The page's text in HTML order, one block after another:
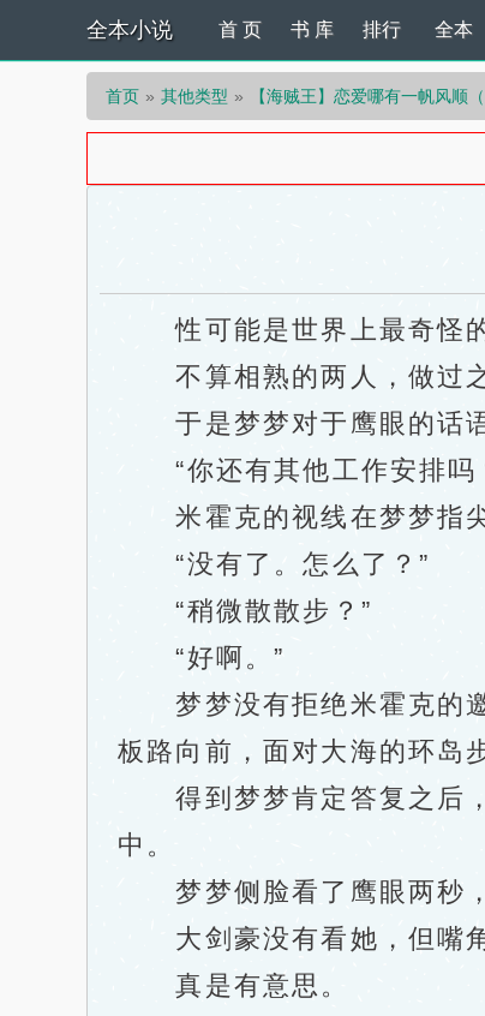
全本小说 首 页 书 库 排行 全本
首页 其他类型 【海贼王】恋爱哪有一帆风顺（
性可能是世界上最奇怪的
不算相熟的两人，做过之
于是梦梦对于鹰眼的话语
“你还有其他工作安排吗
米霍克的视线在梦梦指尖
“没有了。怎么了？”
“稍微散散步？”
“好啊。”
梦梦没有拒绝米霍克的邀
板路向前，面对大海的环岛
得到梦梦肯定答复之后，
中。
梦梦侧脸看了鹰眼两秒，
大剑豪没有看她，但嘴角
真是有意思。